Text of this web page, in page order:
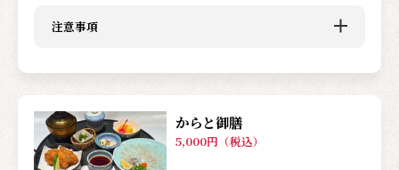
注意事項
からと御膳
5,000円（税込）